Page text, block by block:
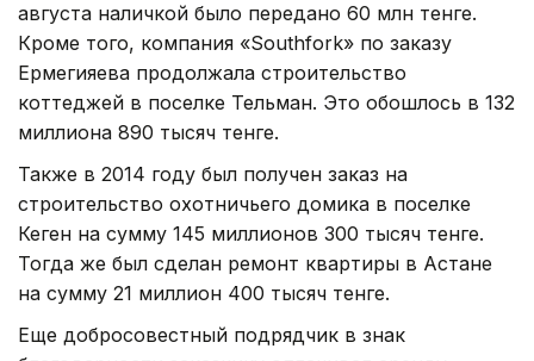
августа наличкой было передано 60 млн тенге.
Кроме того, компания «Southfork» по заказу
Ермегияева продолжала строительство
коттеджей в поселке Тельман. Это обошлось в 132
миллиона 890 тысяч тенге.
Также в 2014 году был получен заказ на
строительство охотничьего домика в поселке
Кеген на сумму 145 миллионов 300 тысяч тенге.
Тогда же был сделан ремонт квартиры в Астане
на сумму 21 миллион 400 тысяч тенге.
Еще добросовестный подрядчик в знак